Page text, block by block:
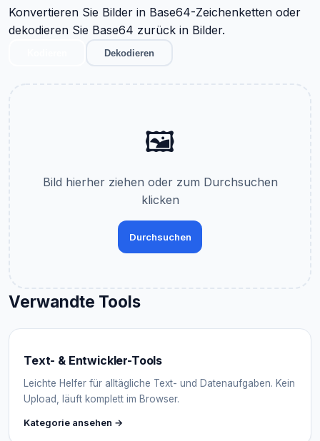
Konvertieren Sie Bilder in Base64-Zeichenketten oder
dekodieren Sie Base64 zurück in Bilder.
Dekodieren
🖼️
Bild hierher ziehen oder zum Durchsuchen
klicken
Durchsuchen
Verwandte Tools
Text- & Entwickler-Tools
Leichte Helfer für alltägliche Text- und Datenaufgaben. Kein
Upload, läuft komplett im Browser.
Kategorie ansehen →